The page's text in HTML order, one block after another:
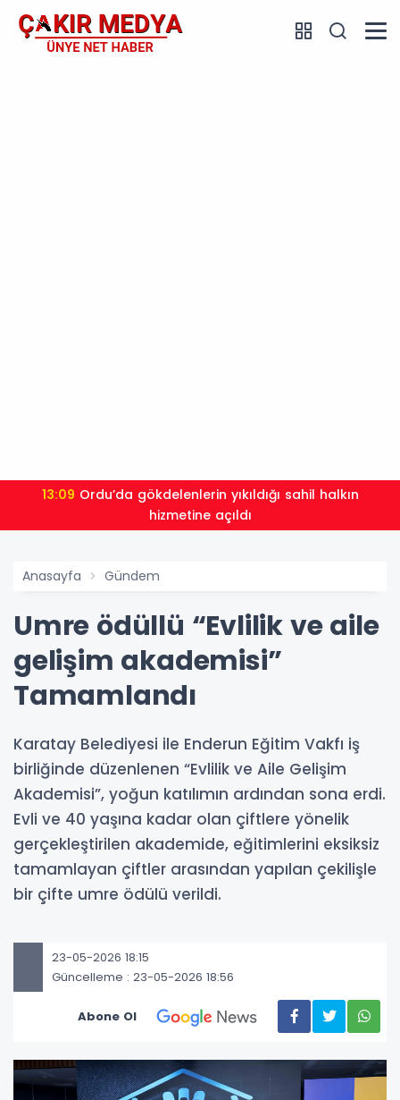
13:09
hizmetine açıldı
Anasayfa Gündem
Umre ödüllü “Evlilik ve aile
gelişim akademisi”
Tamamlandı
Karatay Belediyesi ile Enderun Eğitim Vakfı iş
birliğinde düzenlenen “Evlilik ve Aile Gelişim
Akademisi”, yoğun katılımın ardından sona erdi.
Evli ve 40 yaşına kadar olan çiftlere yönelik
gerçekleştirilen akademide, eğitimlerini eksiksiz
tamamlayan çiftler arasından yapılan çekilişle
bir çifte umre ödülü verildi.
23-05-2026 18:15
Güncelleme : 23-05-2026 18:56
Abone Ol